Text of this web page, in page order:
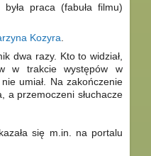
praca (fabuła filmu)
Kozyra
dwa razy. Kto to widział,
w trakcie występów w
umiał. Na zakończenie
a przemoczeni słuchacze
się m.in. na portalu